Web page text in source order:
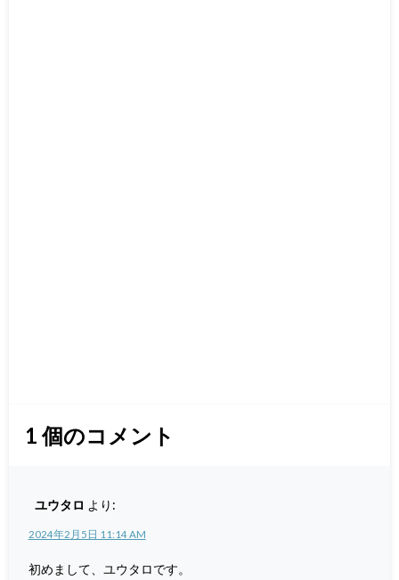
1個のコメント
ユウタロ より:
2024年2月5日 11:14 AM
初めまして、ユウタロです。